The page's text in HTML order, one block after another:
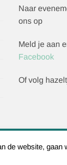
Naar
ons op
Meld je aan
Facebook
Of volg
de website, gaan